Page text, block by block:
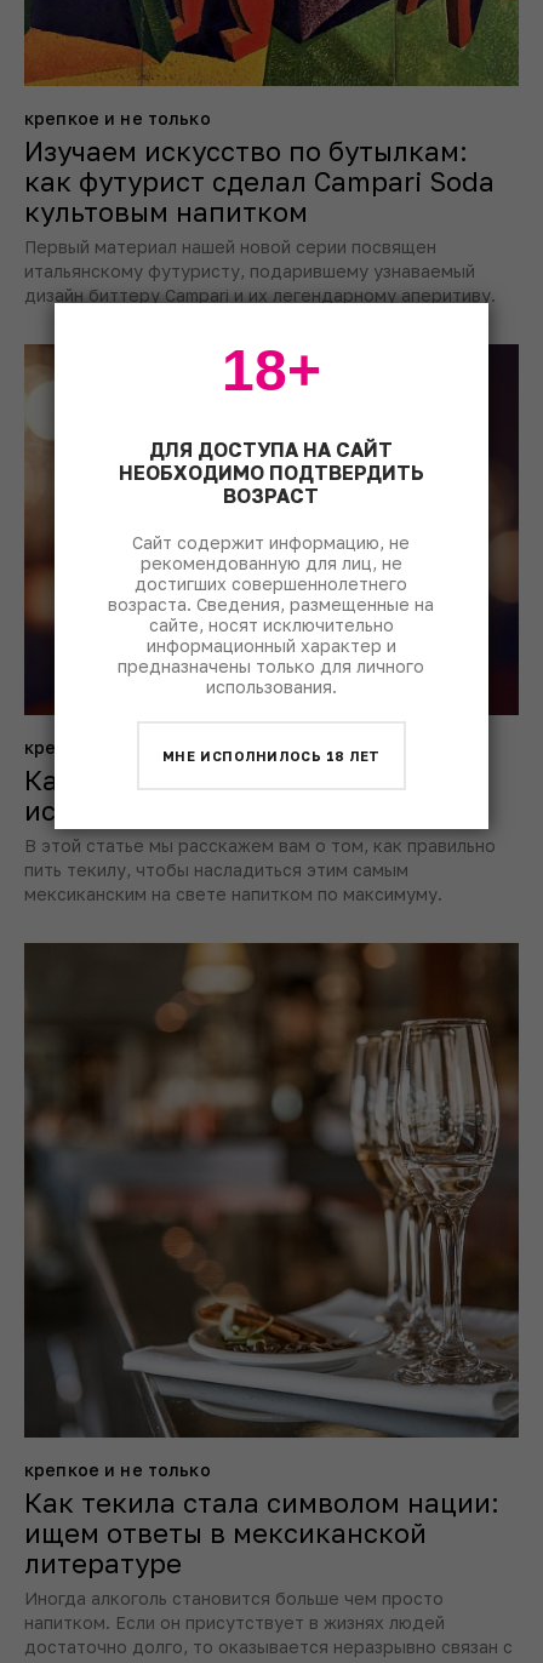
крепкое и не только
Изучаем искусство по бутылкам:
как футурист сделал Campari Soda
культовым напитком
Первый материал нашей новой серии посвящен
итальянскому футуристу, подарившему узнаваемый
дизайн биттеру Campari и их легендарному аперитиву.
крепкое и не только
Как правильно пить текилу:
исчерпывающее руководство
В этой статье мы расскажем вам о том, как правильно
пить текилу, чтобы насладиться этим самым
мексиканским на свете напитком по максимуму.
крепкое и не только
Как текила стала символом нации:
ищем ответы в мексиканской
литературе
Иногда алкоголь становится больше чем просто
напитком. Если он присутствует в жизнях людей
достаточно долго, то оказывается неразрывно связан с
ДЛЯ ДОСТУПА НА САЙТ
НЕОБХОДИМО ПОДТВЕРДИТЬ
ВОЗРАСТ
Сайт содержит информацию, не
рекомендованную для лиц, не
достигших совершеннолетнего
возраста. Сведения, размещенные на
сайте, носят исключительно
информационный характер и
предназначены только для личного
использования.
МНЕ ИСПОЛНИЛОСЬ 18 ЛЕТ
18+